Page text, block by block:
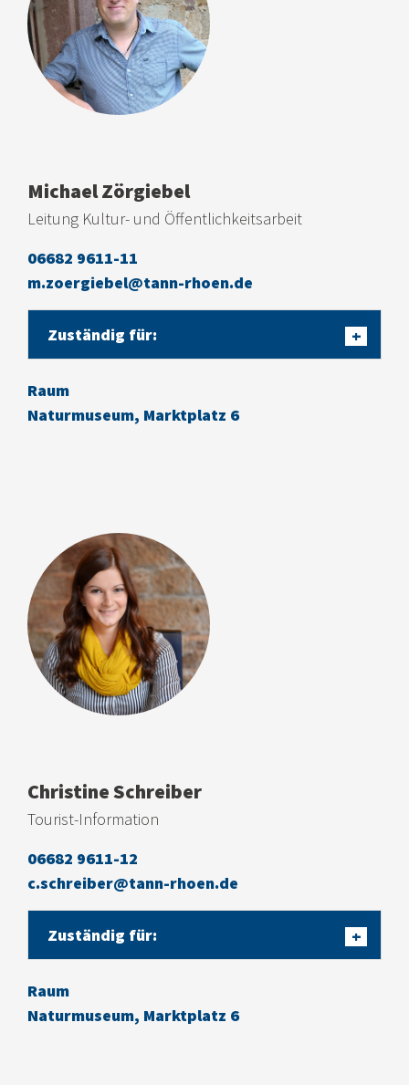
Michael Zörgiebel
Leitung Kultur- und Öffentlichkeitsarbeit
06682 9611-11
m.zoergiebel@tann-rhoen.de
Zuständig für: +
Raum
Naturmuseum, Marktplatz 6
Christine Schreiber
Tourist-Information
06682 9611-12
c.schreiber@tann-rhoen.de
Zuständig für: +
Raum
Naturmuseum, Marktplatz 6